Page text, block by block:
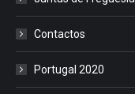
Contactos
Portugal 2020